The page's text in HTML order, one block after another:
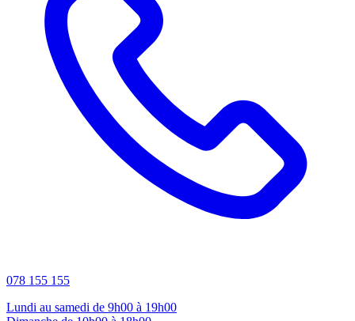
078 155 155
Lundi au samedi de 9h00 à 19h00